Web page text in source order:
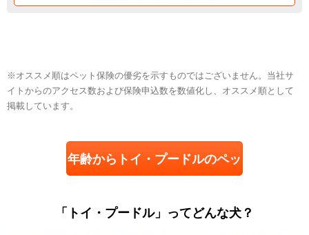
※オススメ順はペット保険の優劣を示すものではございません。当社サ
イトからのアクセス数および保険申込数を数値化し、オススメ順として
掲載しています。
年齢からトイ・プードルのペッ
「トイ・プードル」ってどんな犬？